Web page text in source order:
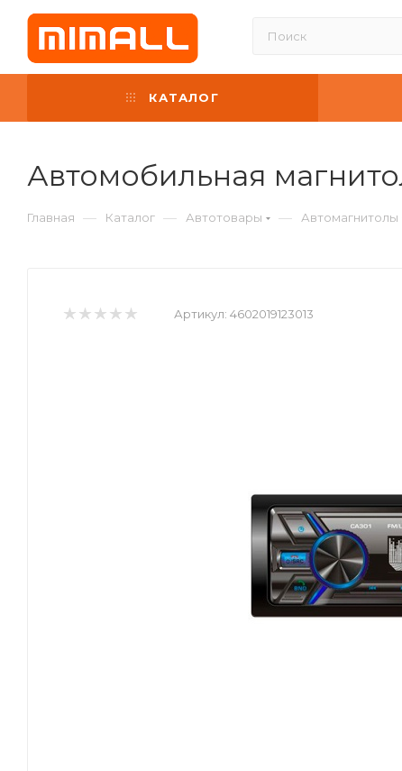
КАТАЛОГ
Автомобильная
Главная — Каталог — Автотовары — Автомагнитолы
Артикул: 4602019123013